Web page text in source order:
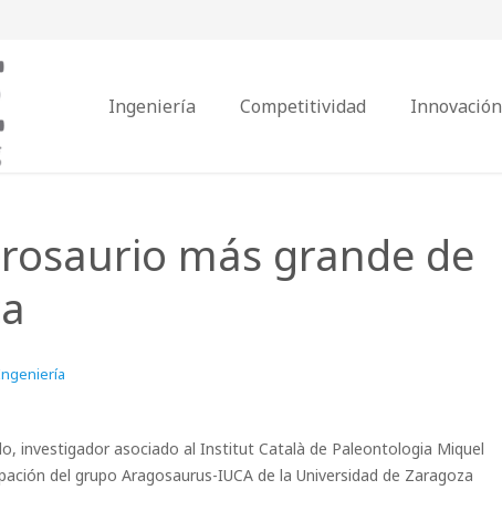
Ingeniería Competitividad Innovación
más grande de
investigador asociado al Institut Català de Paleontologia Miquel
del grupo Aragosaurus-IUCA de la Universidad de Zaragoza